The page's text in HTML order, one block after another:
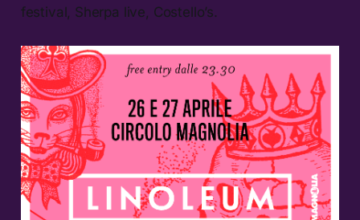
festival, Sherpa live, Costello’s.